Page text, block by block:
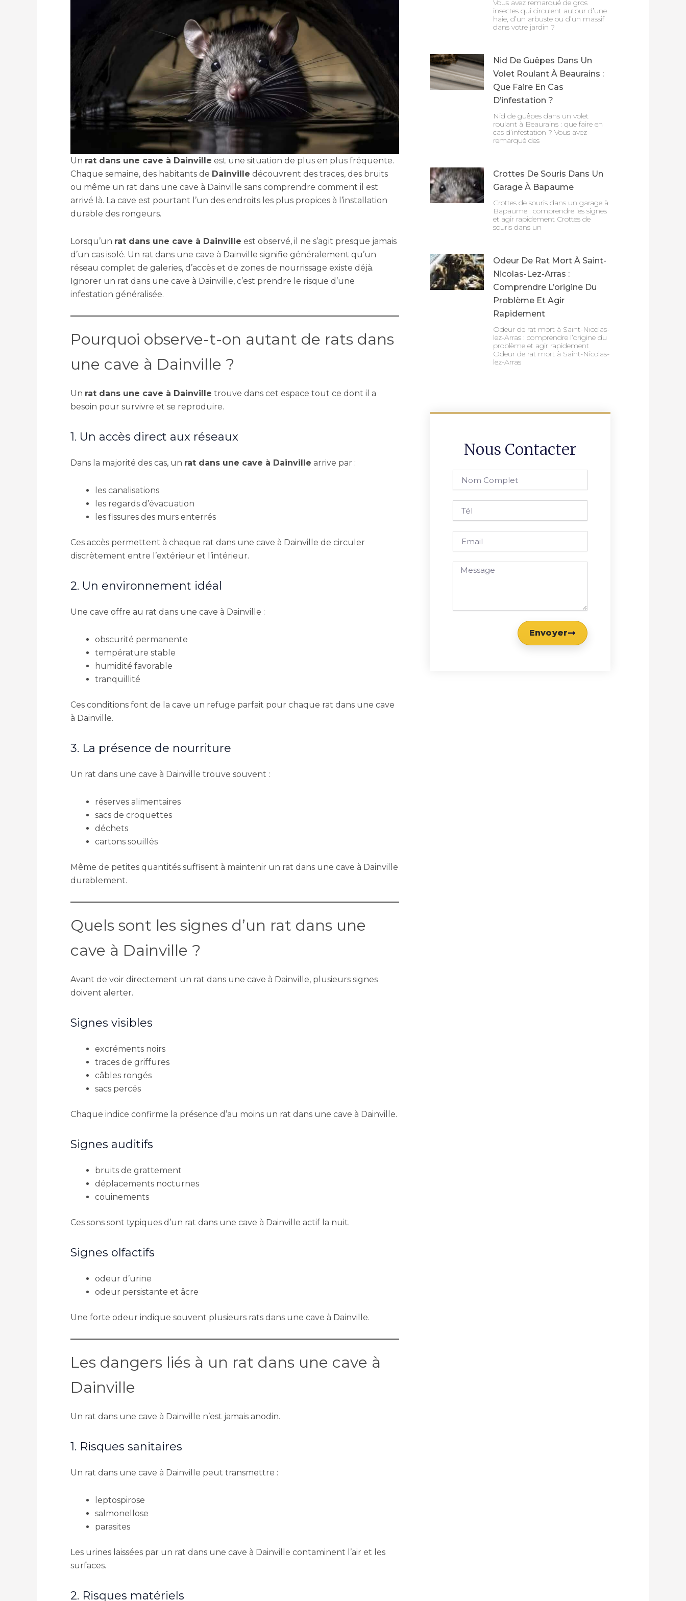
Un rat dans une cave à Dainville est une situation de plus en plus fréquente.
Chaque semaine, des habitants de Dainville découvrent des traces, des bruits
ou même un rat dans une cave à Dainville sans comprendre comment il est
arrivé là. La cave est pourtant l’un des endroits les plus propices à l’installation
durable des rongeurs.
Lorsqu’un rat dans une cave à Dainville est observé, il ne s’agit presque jamais
d’un cas isolé. Un rat dans une cave à Dainville signifie généralement qu’un
réseau complet de galeries, d’accès et de zones de nourrissage existe déjà.
Ignorer un rat dans une cave à Dainville, c’est prendre le risque d’une
infestation généralisée.
Pourquoi observe-t-on autant de rats dans
une cave à Dainville ?
Un rat dans une cave à Dainville trouve dans cet espace tout ce dont il a
besoin pour survivre et se reproduire.
1. Un accès direct aux réseaux
Dans la majorité des cas, un rat dans une cave à Dainville arrive par :
les canalisations
les regards d’évacuation
les fissures des murs enterrés
Ces accès permettent à chaque rat dans une cave à Dainville de circuler
discrètement entre l’extérieur et l’intérieur.
2. Un environnement idéal
Une cave offre au rat dans une cave à Dainville :
obscurité permanente
température stable
humidité favorable
tranquillité
Ces conditions font de la cave un refuge parfait pour chaque rat dans une cave
à Dainville.
3. La présence de nourriture
Un rat dans une cave à Dainville trouve souvent :
réserves alimentaires
sacs de croquettes
déchets
cartons souillés
Même de petites quantités suffisent à maintenir un rat dans une cave à Dainville
durablement.
Quels sont les signes d’un rat dans une
cave à Dainville ?
Avant de voir directement un rat dans une cave à Dainville, plusieurs signes
doivent alerter.
Signes visibles
excréments noirs
traces de griffures
câbles rongés
sacs percés
Chaque indice confirme la présence d’au moins un rat dans une cave à Dainville.
Signes auditifs
bruits de grattement
déplacements nocturnes
couinements
Ces sons sont typiques d’un rat dans une cave à Dainville actif la nuit.
Signes olfactifs
odeur d’urine
odeur persistante et âcre
Une forte odeur indique souvent plusieurs rats dans une cave à Dainville.
Les dangers liés à un rat dans une cave à
Dainville
Un rat dans une cave à Dainville n’est jamais anodin.
1. Risques sanitaires
Un rat dans une cave à Dainville peut transmettre :
leptospirose
salmonellose
parasites
Les urines laissées par un rat dans une cave à Dainville contaminent l’air et les
surfaces.
2. Risques matériels
Vous avez remarqué de gros
insectes qui circulent autour d’une
haie, d’un arbuste ou d’un massif
dans votre jardin ?
Nid De Guêpes Dans Un
Volet Roulant À Beaurains :
Que Faire En Cas
D’infestation ?
Nid de guêpes dans un volet
roulant à Beaurains : que faire en
cas d’infestation ? Vous avez
remarqué des
Crottes De Souris Dans Un
Garage À Bapaume
Crottes de souris dans un garage à
Bapaume : comprendre les signes
et agir rapidement Crottes de
souris dans un
Odeur De Rat Mort À Saint-
Nicolas-Lez-Arras :
Comprendre L’origine Du
Problème Et Agir
Rapidement
Odeur de rat mort à Saint-Nicolas-
lez-Arras : comprendre l’origine du
problème et agir rapidement
Odeur de rat mort à Saint-Nicolas-
lez-Arras
Nous Contacter
complet
Message
Envoyer